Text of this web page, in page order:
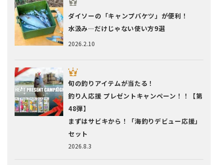
2026.2.10
ダイソーの「キャンプバケツ」が便利！
水汲み…だけじゃない使い方9選
2026.8.3
旬の釣りアイテムが当たる！
釣り人応援 プレゼントキャンペーン！！【第
48弾】
まずはサビキから！「海釣りデビュー応援」
セット